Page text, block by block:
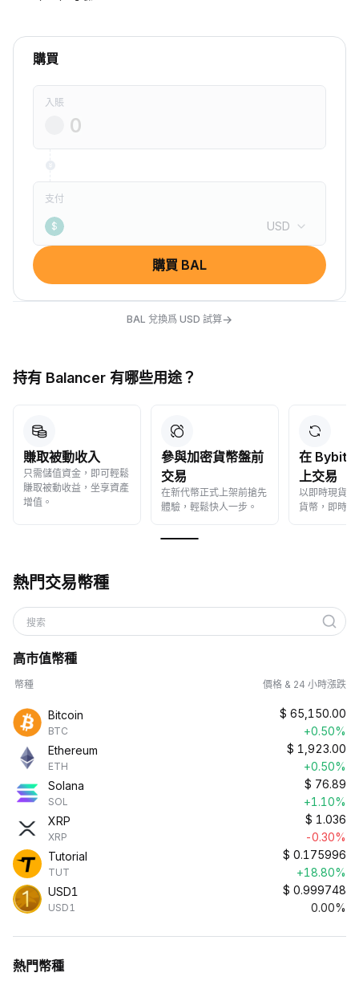
購買
入賬
支付
$ USD
購買 BAL
BAL 兌換爲 USD 試算→
持有 Balancer 有哪些用途？
賺取被動收入
只需儲值資金，即可輕鬆
賺取被動收益，坐享資產
增值。
參與加密貨幣盤前
交易
在新代幣正式上架前搶先
體驗，輕鬆快人一步。
在 Bybit
上交易
以即時現貨
貨幣，即時成
熱門交易幣種
搜索
高市值幣種
幣種 價格 & 24 小時漲跌
Bitcoin
BTC
$ 65,150.00
+0.50%
Ethereum
ETH
$ 1,923.00
+0.50%
Solana
SOL
$ 76.89
+1.10%
XRP
XRP
$ 1.036
-0.30%
Tutorial
TUT
$ 0.175996
+18.80%
USD1
USD1
$ 0.999748
0.00%
熱門幣種